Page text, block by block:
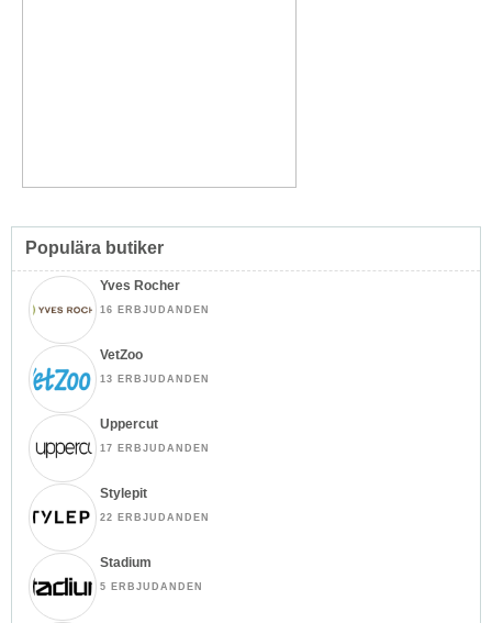
Populära butiker
Yves Rocher
16 ERBJUDANDEN
VetZoo
13 ERBJUDANDEN
Uppercut
17 ERBJUDANDEN
Stylepit
22 ERBJUDANDEN
Stadium
5 ERBJUDANDEN